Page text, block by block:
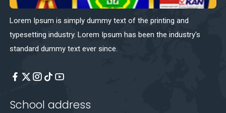
Lorem Ipsum is simply dummy text of the printing and
typesetting industry. Lorem Ipsum has been the industry's
standard dummy text ever since.
School address